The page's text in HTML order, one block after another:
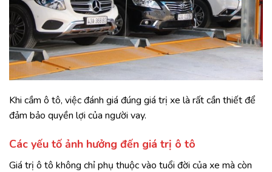
Khi cầm ô tô, việc đánh giá đúng giá trị xe là rất cần thiết để
đảm bảo quyền lợi của người vay.
Các yếu tố ảnh hưởng đến giá trị ô tô
Giá trị ô tô không chỉ phụ thuộc vào tuổi đời của xe mà còn